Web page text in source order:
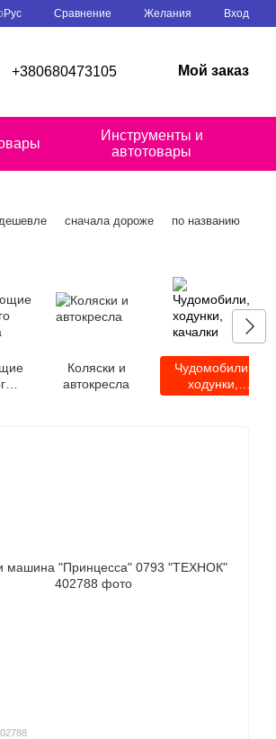
Рус Сравнение Желания Вход
+380680473105 Мой заказ
Инструменты и
автотовары
сначала дороже по названию
Коляски и
автокресла
Чудомобили,
ходунки,
качалки